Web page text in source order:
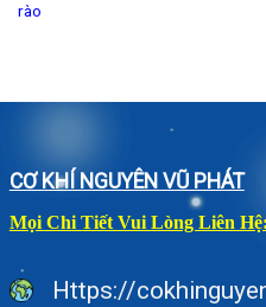
rào
CƠ KHÍ NGUYÊN VŨ PHÁT
Mọi Chi Tiết Vui Lòng Liên Hệ:
Https://